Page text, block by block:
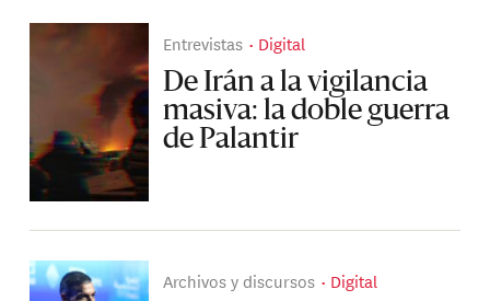
Entrevistas Digital
De Irán a la vigilancia
masiva: la doble guerra
de Palantir
Archivos y discursos Digital